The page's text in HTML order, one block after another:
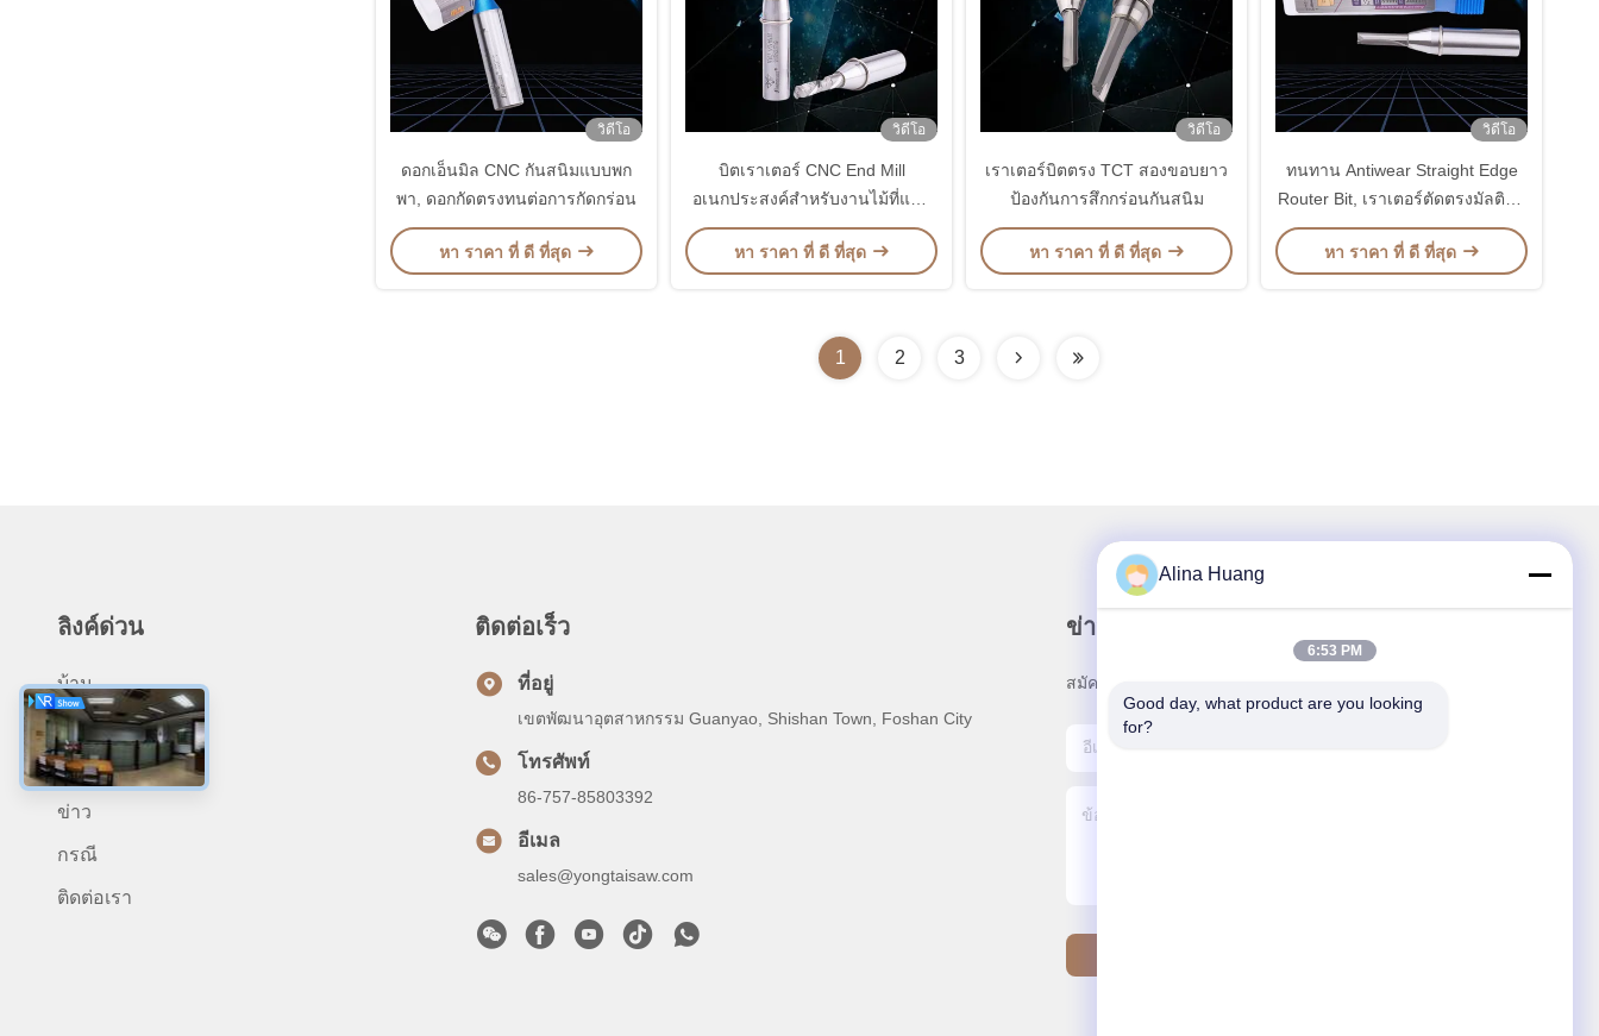
วิดีโอ
ดอกเอ็นมิล CNC กันสนิมแบบพก
พา, ดอกกัดตรงทนต่อการกัดกร่อน
หา ราคา ที่ ดี ที่สุด
วิดีโอ
บิตเราเตอร์ CNC End Mill
อเนกประสงค์สำหรับงานไม้ที่แข็ง
แรงทนทาน
หา ราคา ที่ ดี ที่สุด
วิดีโอ
เราเตอร์บิตตรง TCT สองขอบยาว
ป้องกันการสึกกร่อนกันสนิม
หา ราคา ที่ ดี ที่สุด
วิดีโอ
ทนทาน Antiwear Straight Edge
Router Bit, เราเตอร์ตัดตรงมัลติฟัง
ก์ชั่น
หา ราคา ที่ ดี ที่สุด
1 2 3
ลิงค์ด่วน
บ้าน
ผลิตภัณฑ์
เกี่ยวกับเรา
ข่าว
กรณี
ติดต่อเรา
ติดต่อเร็ว
ที่อยู่
เขตพัฒนาอุตสาหกรรม Guanyao, Shishan Town, Foshan City
โทรศัพท์
86-757-85803392
อีเมล
sales@yongtaisaw.com
ข่าวสารของเรา
สมัครสมาชิกข่าวสารของเรา เพื่อรับส่วนลดและอื่นๆ
Alina Huang
6:53 PM
Good day, what product are you looking
for?